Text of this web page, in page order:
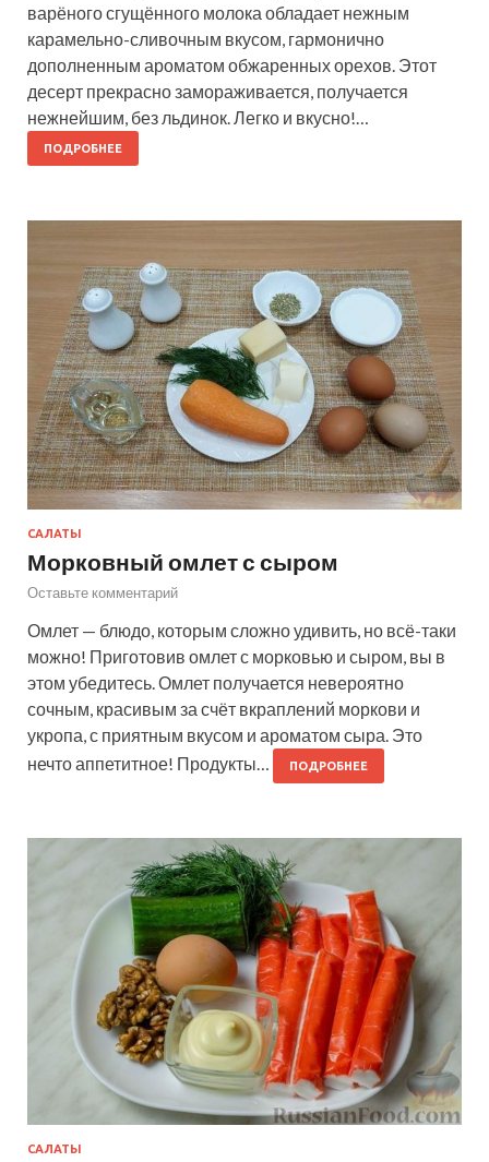
варёного сгущённого молока обладает нежным
карамельно-сливочным вкусом, гармонично
дополненным ароматом обжаренных орехов. Этот
десерт прекрасно замораживается, получается
нежнейшим, без льдинок. Легко и вкусно!…
ПОДРОБНЕЕ
САЛАТЫ
Морковный омлет с сыром
Оставьте комментарий
Омлет — блюдо, которым сложно удивить, но всё-таки
можно! Приготовив омлет с морковью и сыром, вы в
этом убедитесь. Омлет получается невероятно
сочным, красивым за счёт вкраплений моркови и
укропа, с приятным вкусом и ароматом сыра. Это
нечто аппетитное! Продукты…
ПОДРОБНЕЕ
САЛАТЫ